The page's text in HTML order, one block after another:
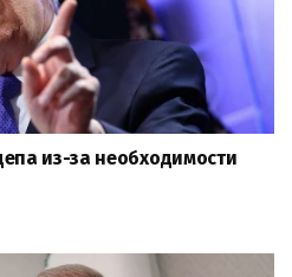
из-за необходимости